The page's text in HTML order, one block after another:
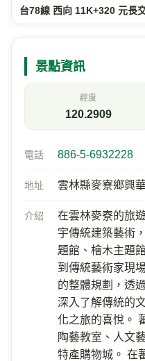
台78線 西向 11K+320 元長
景點資訊
經度
120.2909
電話 886-5-6932228
地址 雲林縣麥寮鄉興
介紹
在雲林麥寮的旅
宇傳統建築藝術
題館、檜木主題
到傳統藝術家現
的整體規劃，透
深入了解傳統的
化之旅的喜悅。
陶藝教室、人文
特產購物城。 在